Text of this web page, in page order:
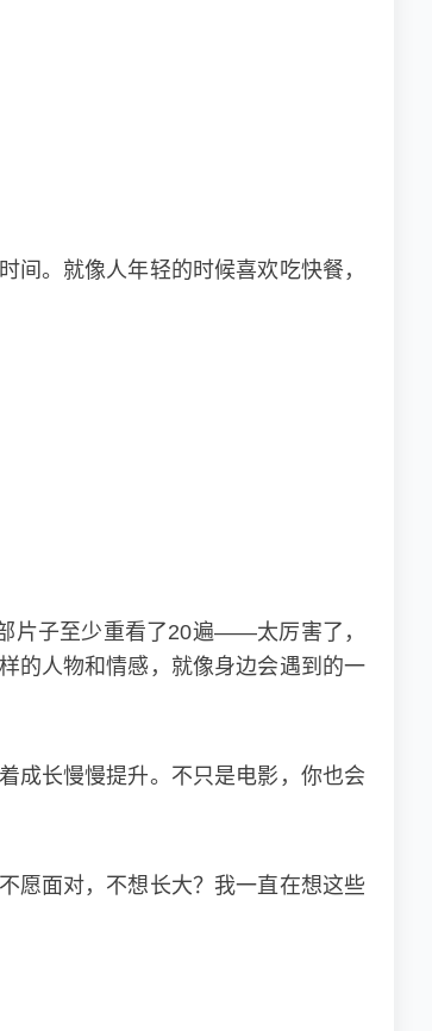
。就像人年轻的时候喜欢吃快餐，
片子至少重看了20遍——太厉害了，
的人物和情感，就像身边会遇到的一
成长慢慢提升。不只是电影，你也会
愿面对，不想长大？我一直在想这些